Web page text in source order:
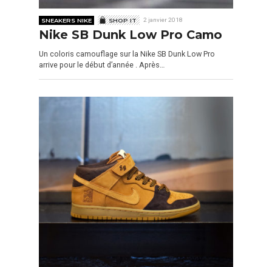
SNEAKERS NIKE SHOP IT 2 janvier 2018
Nike SB Dunk Low Pro Camo
Un coloris camouflage sur la Nike SB Dunk Low Pro
arrive pour le début d’année . Après…